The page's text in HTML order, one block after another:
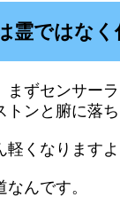
霊ではな
ずセンサー
ンと腑に落ち
くなりますよ
んです。